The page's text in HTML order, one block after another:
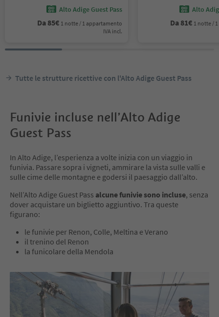
Alto Adige Guest Pass
Da 85€ 1 notte / 1 appartamento
IVA incl.
Alto
Da 81€ 1 notte /
Tutte le strutture ricettive con l'Alto Adige Guest Pass
Funivie incluse nell’Alto Adige
Guest Pass
In Alto Adige, l’esperienza a volte inizia con un viaggio in
funivia. Passare sopra i vigneti, ammirare la vista sulle valli e
sulle cime delle montagne e godersi il paesaggio dall’alto.
Nell’Alto Adige Guest Pass alcune funiviesono incluse, senza
dover acquistare un biglietto aggiuntivo. Tra queste
figurano:
le funivie per Renon, Colle, Meltina e Verano
il trenino del Renon
la funicolare della Mendola